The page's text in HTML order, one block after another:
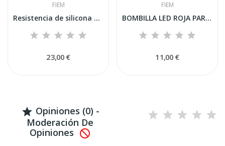
FIEM
Resistencia de silicona doble para Mg 316 en...
23,00 €
FIEM
BOMBILLA LED ROJA PARA CRÍA
11,00 €
 Opiniones (0) -
Moderación De
Opiniones 